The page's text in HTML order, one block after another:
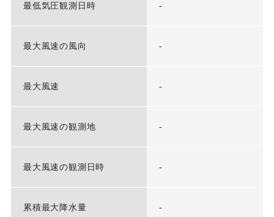
最低気圧観測日時 -
最大風速の風向 -
最大風速 -
最大風速の観測地 -
最大風速の観測日時 -
累積最大降水量 -